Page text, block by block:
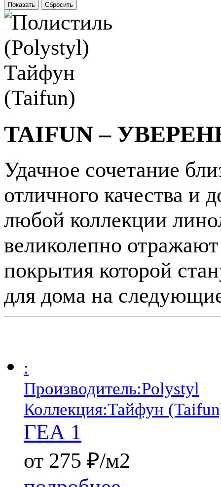
TAIFUN –
Удачное сочетание
отличного качества и
любой коллекции
великолепно
покрытия которой
для дома на
:
Производитель:Polystyl
Коллекция:Тайфун
ГЕА 1
от 275 ₽/м2